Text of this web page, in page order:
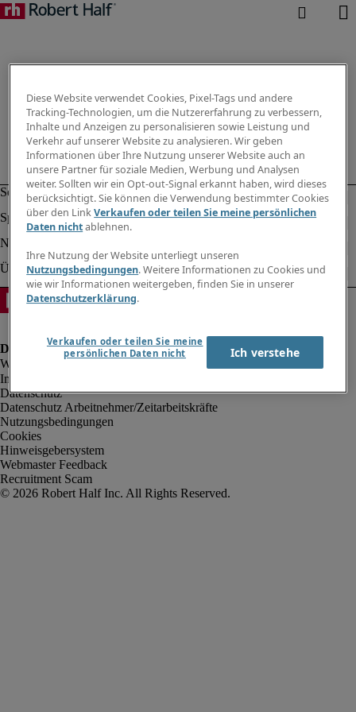
Impressum
Datenschutz
Datenschutz Arbeitnehmer/Zeitarbeitskräfte
Nutzungsbedingungen
Cookies
Hinweisgebersystem
Webmaster Feedback
Recruitment Scam
Diese Website verwendet Cookies, Pixel-Tags und andere
Tracking-Technologien, um die Nutzererfahrung zu verbessern,
Inhalte und Anzeigen zu personalisieren sowie Leistung und
Verkehr auf unserer Website zu analysieren. Wir geben
Informationen über Ihre Nutzung unserer Website auch an
unsere Partner für soziale Medien, Werbung und Analysen
weiter. Sollten wir ein Opt-out-Signal erkannt haben, wird dieses
berücksichtigt. Sie können die Verwendung bestimmter Cookies
über den LinkVerkaufen oder teilen Sie meine persönlichen
Daten nichtablehnen.
Ihre Nutzung der Website unterliegt unseren
Nutzungsbedingungen. Weitere Informationen zu Cookies und
wie wir Informationen weitergeben, finden Sie in unserer
Datenschutzerklärung.
Verkaufen oder teilen Sie meine
persönlichen Daten nicht
Ich verstehe